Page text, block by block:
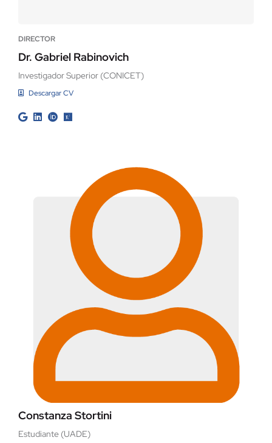
DIRECTOR
Dr. Gabriel Rabinovich
Investigador Superior (CONICET)
Descargar CV
Constanza Stortini
Estudiante (UADE)